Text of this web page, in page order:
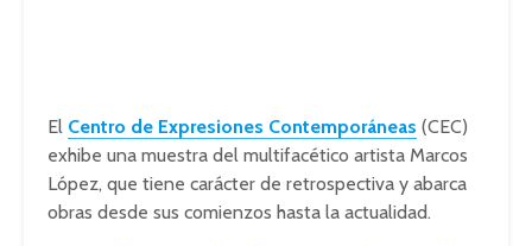
El Centro de Expresiones Contemporáneas (CEC)
exhibe una muestra del multifacético artista Marcos
López, que tiene carácter de retrospectiva y abarca
obras desde sus comienzos hasta la actualidad.